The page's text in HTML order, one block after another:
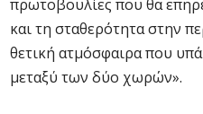
πρωτοβουλίες που θα
και τη σταθερότητα στην
θετική ατμόσφαιρα που
μεταξύ των δύο χωρών».